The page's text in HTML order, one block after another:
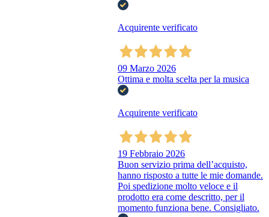
Acquirente verificato
09 Marzo 2026
Ottima e molta scelta per la musica
Acquirente verificato
19 Febbraio 2026
Buon servizio prima dell’acquisto,
hanno risposto a tutte le mie domande.
Poi spedizione molto veloce e il
prodotto era come descritto, per il
momento funziona bene. Consigliato.